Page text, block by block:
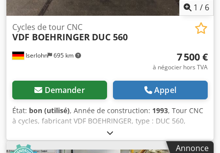
1 / 6
Iserlohn 695 km
Cycles de tour CNC
VDF BOEHRINGER DUC 560
7 500 €
à négocier hors TVA
Demander Appel
État: bon (utilisé), Année de construction: 1993, Tour CNC
à cycles, fabricant VDF BOEHRINGER, type : DUC 560,
année de fabrication : 1993. Équipé d'une commande
SIEMENS SINUMERIK 805T. Cedped Ewaaofx Abkerf
Annonce